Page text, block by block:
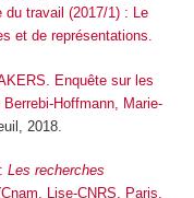
du travail (2017/1) : Le
et de représentations.
Enquête sur les
Hoffmann, Marie-
2018.
Les recherches
Lise-CNRS, Paris,